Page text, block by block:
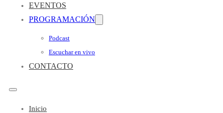
EVENTOS
PROGRAMACIÓN
Podcast
Escuchar en vivo
CONTACTO
Inicio